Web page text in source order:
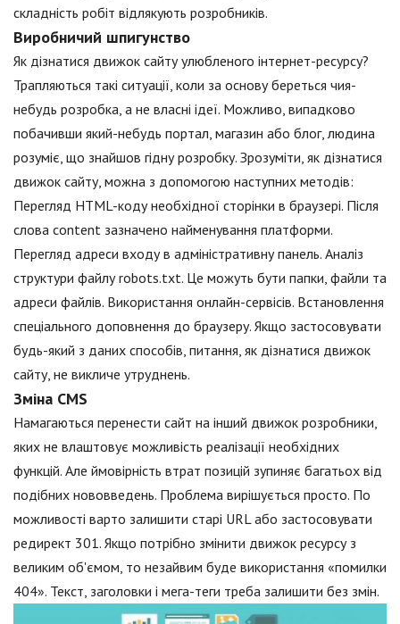
складність робіт відлякують розробників.
Виробничий шпигунство
Як дізнатися движок сайту улюбленого інтернет-ресурсу?
Трапляються такі ситуації, коли за основу береться чия-
небудь розробка, а не власні ідеї. Можливо, випадково
побачивши який-небудь портал, магазин або блог, людина
розуміє, що знайшов гідну розробку. Зрозуміти, як дізнатися
движок сайту, можна з допомогою наступних методів:
Перегляд HTML-коду необхідної сторінки в браузері. Після
слова content зазначено найменування платформи.
Перегляд адреси входу в адміністративну панель. Аналіз
структури файлу robots.txt. Це можуть бути папки, файли та
адреси файлів. Використання онлайн-сервісів. Встановлення
спеціального доповнення до браузеру. Якщо застосовувати
будь-який з даних способів, питання, як дізнатися движок
сайту, не викличе утруднень.
Зміна CMS
Намагаються перенести сайт на інший движок розробники,
яких не влаштовує можливість реалізації необхідних
функцій. Але ймовірність втрат позицій зупиняє багатьох від
подібних нововведень. Проблема вирішується просто. По
можливості варто залишити старі URL або застосовувати
редирект 301. Якщо потрібно змінити движок ресурсу з
великим об'ємом, то незайвим буде використання «помилки
404». Текст, заголовки і мега-теги треба залишити без змін.